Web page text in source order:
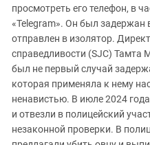
просмотреть его телефон, в
«Telegram». Он был задержан
отправлен в изолятор.
справедливости (SJC) Тамта
был не первый случай
которая применяла к нему
ненавистью. В июле 2024
и отвезли в полицейский
незаконной проверки. В